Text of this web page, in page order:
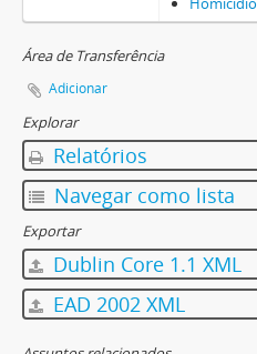
Área de Transferência
Adicionar
Explorar
Relatórios
Navegar como lista
Exportar
Dublin Core 1.1 XML
EAD 2002 XML